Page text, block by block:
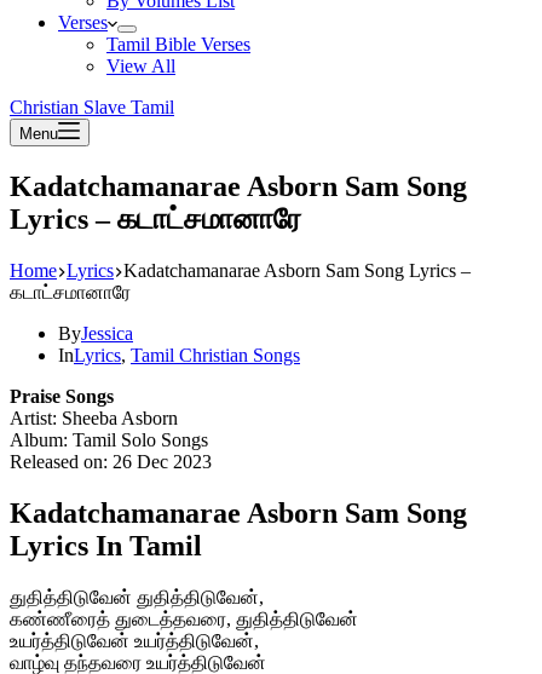
Verses
Tamil Bible Verses
View All
Christian Slave Tamil
Menu
Kadatchamanarae Asborn Sam Song
Lyrics – கடாட்சமானாரே
Home Lyrics Kadatchamanarae Asborn Sam Song Lyrics –
கடாட்சமானாரே
ByJessica
InLyrics, Tamil Christian Songs
Praise Songs
Artist: Sheeba Asborn
Album: Tamil Solo Songs
Released on: 26 Dec 2023
Kadatchamanarae Asborn Sam Song
Lyrics In Tamil
துதித்திடுவேன் துதித்திடுவேன்,
கண்ணீரைத் துடைத்தவரை, துதித்திடுவேன்
உயர்த்திடுவேன் உயர்த்திடுவேன்,
வாழ்வு தந்தவரை உயர்த்திடுவேன்